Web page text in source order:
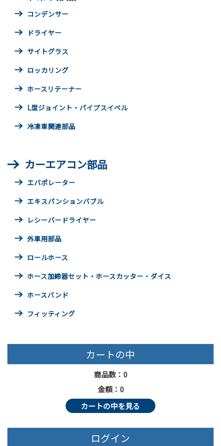
コンデンサー
ドライヤー
サイトグラス
ロッカリング
ホースリテーナー
L型ジョイント・パイプスイベル
冷凍車関連部品
カーエアコン部品
エバポレーター
エキスパンションバブル
レシーバードライヤー
外車用部品
ロールホース
ホース加締器セット・ホースカッター・ダイス
ホースバンド
フィッティング
カートの中
商品数：0
金額：0
カートの中を見る
ログイン